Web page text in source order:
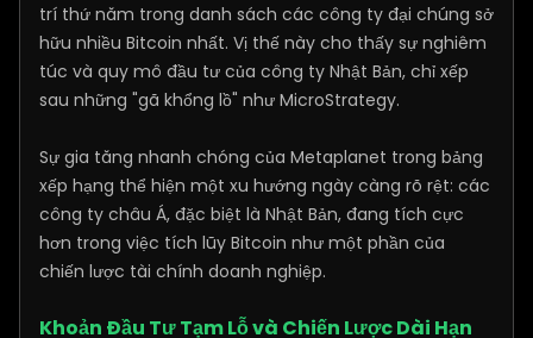
trí thứ năm trong danh sách các công ty đại chúng sở
hữu nhiều Bitcoin nhất. Vị thế này cho thấy sự nghiêm
túc và quy mô đầu tư của công ty Nhật Bản, chỉ xếp
sau những "gã khổng lồ" như MicroStrategy.
Sự gia tăng nhanh chóng của Metaplanet trong bảng
xếp hạng thể hiện một xu hướng ngày càng rõ rệt: các
công ty châu Á, đặc biệt là Nhật Bản, đang tích cực
hơn trong việc tích lũy Bitcoin như một phần của
chiến lược tài chính doanh nghiệp.
Khoản Đầu Tư Tạm Lỗ và Chiến Lược Dài Hạn